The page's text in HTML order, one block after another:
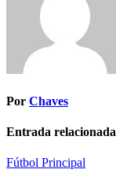
Por Chaves
Entrada relacionada
Fútbol Principal